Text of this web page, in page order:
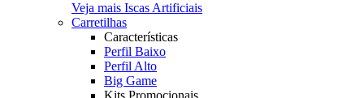
Veja mais Iscas Artificiais
Carretilhas
Características
Perfil Baixo
Perfil Alto
Big Game
Kits Promocionais